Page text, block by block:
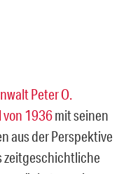
Peter O.
von 1936mit seinen
aus der Perspektive
zeitgeschichtliche